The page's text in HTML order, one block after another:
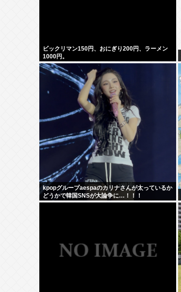
ビックリマン150円、おにぎり200円、ラーメン
1000円。
kpopグループaespaのカリナさんが太っているか
どうかで韓国SNSが大論争に…！！！